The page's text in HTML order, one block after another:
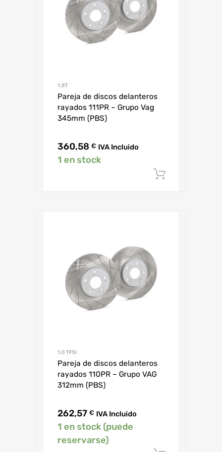
1.8T
Pareja de discos delanteros
rayados 111PR – Grupo Vag
345mm (PBS)
360,58 € IVA Incluido
1 en stock
1.0 TFSI
Pareja de discos delanteros
rayados 110PR – Grupo VAG
312mm (PBS)
262,57 € IVA Incluido
1 en stock (puede
reservarse)